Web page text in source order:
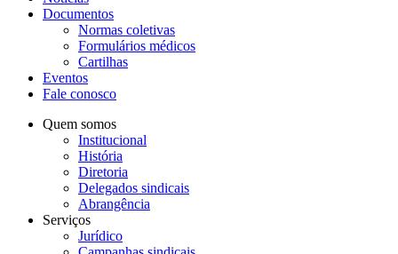
Documentos
Normas coletivas
Formulários médicos
Cartilhas
Eventos
Fale conosco
Quem somos
Institucional
História
Diretoria
Delegados sindicais
Abrangência
Serviços
Jurídico